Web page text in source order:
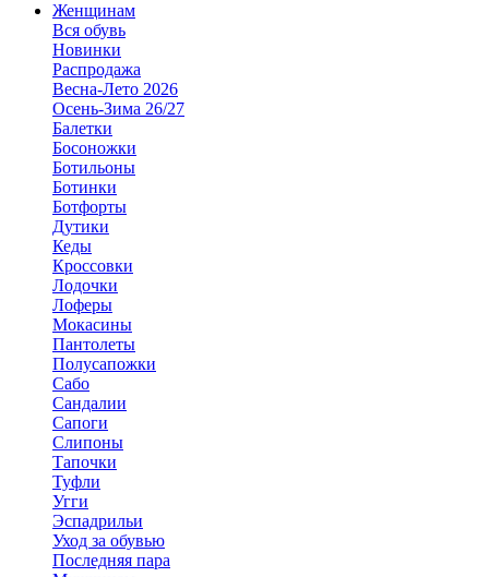
Женщинам
Вся обувь
Новинки
Распродажа
Весна-Лето 2026
Осень-Зима 26/27
Балетки
Босоножки
Ботильоны
Ботинки
Ботфорты
Дутики
Кеды
Кроссовки
Лодочки
Лоферы
Мокасины
Пантолеты
Полусапожки
Сабо
Сандалии
Сапоги
Слипоны
Тапочки
Туфли
Угги
Эспадрильи
Уход за обувью
Последняя пара